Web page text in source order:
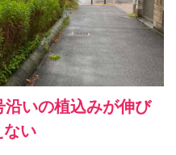
沿いの植込みが伸び
ない